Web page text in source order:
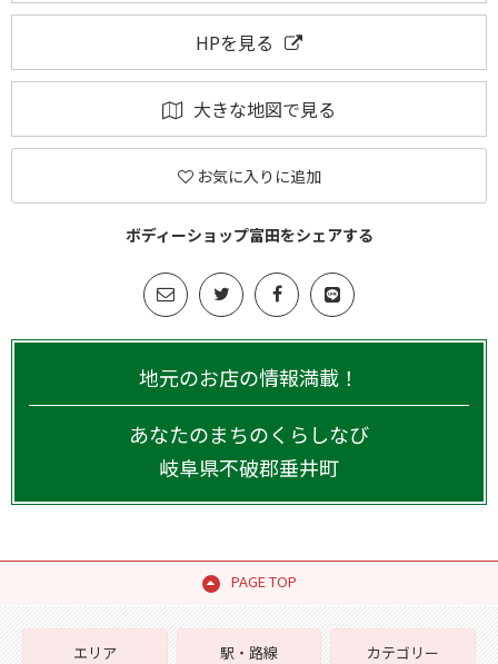
HPを見る
大きな地図で見る
お気に入りに追加
ボディーショップ富田をシェアする
地元のお店の情報満載！
あなたのまちのくらしなび
岐阜県不破郡垂井町
PAGE TOP
エリア
駅・路線
カテゴリー